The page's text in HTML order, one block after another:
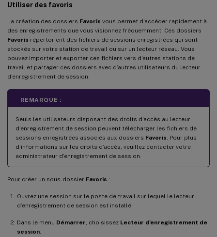
Utiliser des favoris
La création des dossiers Favoris vous permet d’accéder rapidement à
des enregistrements que vous visionnez fréquemment. Ces dossiers
Favoris répertorient des fichiers de sessions enregistrées qui sont
stockés sur votre station de travail ou sur un lecteur réseau. Vous
pouvez importer et exporter ces fichiers vers d’autres stations de
travail et partager ces dossiers avec d’autres utilisateurs du lecteur
d’enregistrement de session.
REMARQUE :
Seuls les utilisateurs disposant des droits d’accès au lecteur
d’enregistrement de session peuvent télécharger les fichiers de
sessions enregistrées associés aux dossiers Favoris . Pour plus
d’informations sur les droits d’accès, veuillez contacter votre
administrateur d’enregistrement de session.
Pour créer un sous-dossier Favoris :
Ouvrez une session sur le poste de travail sur lequel le lecteur
d’enregistrement de session est installé.
Dans le menu Démarrer , choisissez Lecteur d’enregistrement de
session